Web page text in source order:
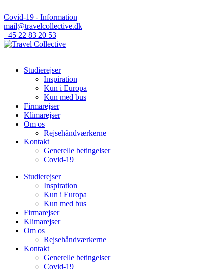
Covid-19 - Information
mail@travelcollective.dk
+45 22 83 20 53
Studierejser
Inspiration
Kun i Europa
Kun med bus
Firmarejser
Klimarejser
Om os
Rejsehåndværkerne
Kontakt
Generelle betingelser
Covid-19
Studierejser
Inspiration
Kun i Europa
Kun med bus
Firmarejser
Klimarejser
Om os
Rejsehåndværkerne
Kontakt
Generelle betingelser
Covid-19